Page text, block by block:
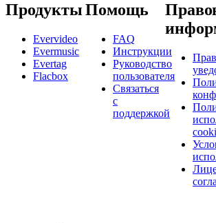
Продукты
Evervideo
Evermusic
Evertag
Flacbox
Помощь
FAQ
Инструкции
Руководство
пользователя
Связаться
с
поддержкой